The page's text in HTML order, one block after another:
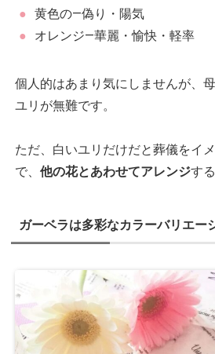
黄色の―偽り・陽気
オレンジ―華麗・愉快・軽率
個人的はあまり気にしませんが、
ユリが無難です。
ただ、白いユリだけだと葬儀をイ
で、 他の花とあわせてアレンジす
ガーベラは多彩なカラーバリエー